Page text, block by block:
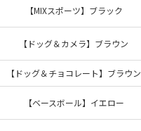
【MIXスポーツ】ブラック
【ドッグ＆カメラ】ブラウン
【ドッグ＆チョコレート】ブラウン
【ベースボール】イエロー